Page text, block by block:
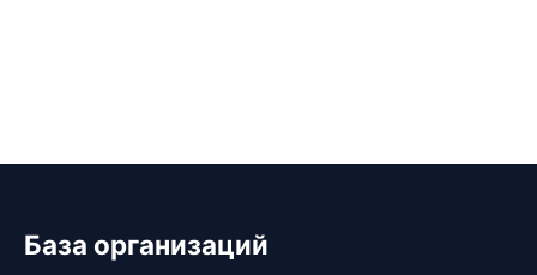
База организаций